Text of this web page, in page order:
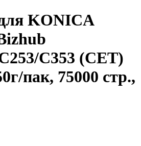
KONICA
C353 (CET)
пак, 75000 стр.,